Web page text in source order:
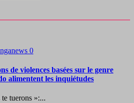
0
de violences basées sur le genre
alimentent les inquiétudes
tuerons »:...